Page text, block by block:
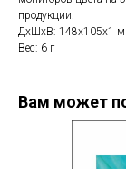
продукции.
ДxШxВ: 148x105x1
Вес: 6 г
Вам может